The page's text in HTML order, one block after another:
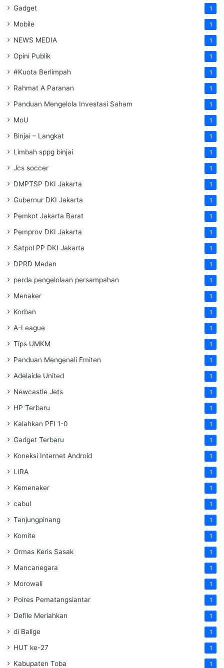
Gadget 1
Mobile 1
NEWS MEDIA 1
Opini Publik 1
#Kuota Berlimpah 1
Rahmat A Paranan 1
Panduan Mengelola Investasi Saham 1
MoU 1
Binjai – Langkat 1
Limbah sppg binjai 1
Jcs soccer 1
DMPTSP DKI Jakarta 1
Gubernur DKI Jakarta 1
Pemkot Jakarta Barat 1
Pemprov DKI Jakarta 1
Satpol PP DKI Jakarta 1
DPRD Medan 1
perda pengelolaan persampahan 1
Menaker 1
Korban 1
A-League 1
Tips UMKM 1
Panduan Mengenali Emiten 1
Adelaide United 1
Newcastle Jets 1
HP Terbaru 1
Kalahkan PFI 1-0 1
Gadget Terbaru 1
Koneksi Internet Android 1
LIRA 1
Kemenaker 1
cabul 1
Tanjungpinang 1
Komite 1
Ormas Keris Sasak 1
Mancanegara 1
Morowali 1
Polres Pematangsiantar 1
Defile Meriahkan 1
di Balige 1
HUT ke-27 1
Kabupaten Toba 1